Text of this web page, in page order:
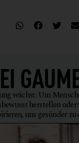
wächst: Um
herstellen
uns gesünder zu